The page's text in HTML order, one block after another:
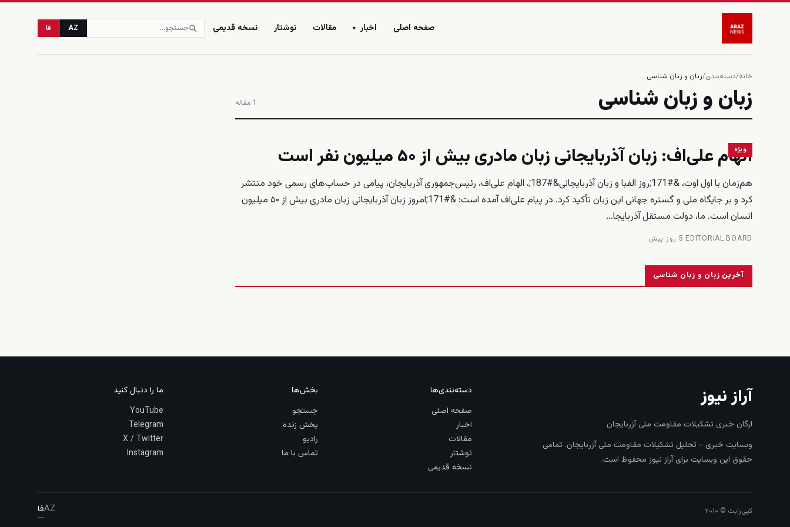
صفحه اصلی اخبار ▾ مقالات نوشتار نسخه قدیمی AZ فا
خانه/دسته‌بندی/زبان و زبان شناسی
زبان و زبان شناسی 1 مقاله
ویژه
الهام علی‌اف: زبان آذربایجانی زبان مادری بیش از ۵۰ میلیون نفر است
هم‌زمان با اول اوت، &#171;روز الفبا و زبان آذربایجانی&#187;، الهام علی‌اف، رئیس‌جمهوری آذربایجان، پیامی در حساب‌های رسمی خود منتشر
کرد و بر جایگاه ملی و گستره جهانی این زبان تأکید کرد. در پیام علی‌اف آمده است: &#171;امروز زبان آذربایجانی زبان مادری بیش از ۵۰ میلیون
انسان است. ما، دولت مستقل آذربایجا...
EDITORIAL BOARD
·5 روز پیش
آخرین زبان و زبان شناسی
آراز نیوز
ارگان خبری تشکیلات مقاومت ملی آزربایجان
وبسایت خبری - تحلیل تشکیلات مقاومت ملی آزربایجان. تمامی
حقوق این وبسایت برای آراز نیوز محفوظ است.
دسته‌بندی‌ها
صفحه اصلی
اخبار
مقالات
نوشتار
نسخه قدیمی
بخش‌ها
جستجو
پخش زنده
رادیو
تماس با ما
ما را دنبال کنید
YouTube
Telegram
X / Twitter
Instagram
کپی‌رایت © ۲۰۱۰ AZفا